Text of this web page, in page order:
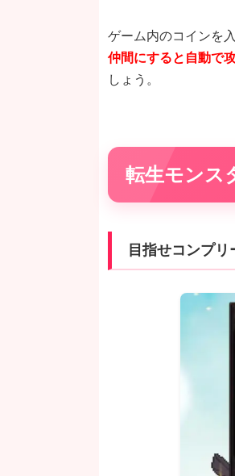
ゲーム内のコインを
仲間にすると自動で
しょう。
転生モンス
目指せコンプ